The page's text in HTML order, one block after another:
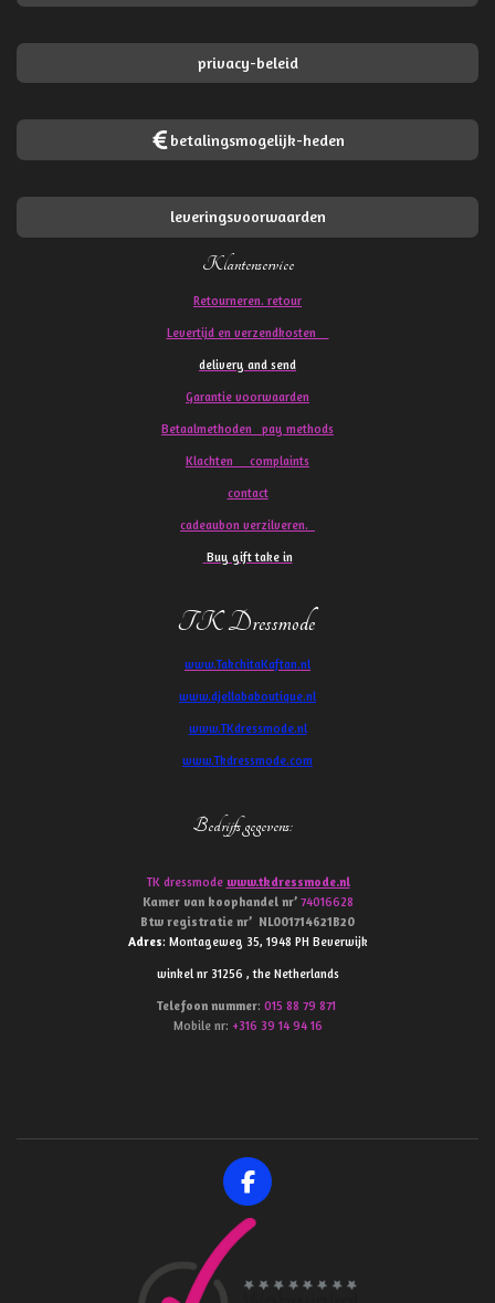
privacy-beleid
betalingsmogelijk-heden
leveringsvoorwaarden
Klantenservice
Retourneren. retour
Levertijd en verzendkosten
delivery and send
Garantie voorwaarden
Betaalmethoden pay methods
Klachten complaints
contact
cadeaubon verzilveren.
Buy gift take in
TK Dressmode
www.TakchitaKaftan.nl
www.djellababoutique.nl
www.TKdressmode.nl
www.Tkdressmode.com
Bedrijfs gegevens:
TK dressmode www.tkdressmode.nl
Kamer van koophandel nr’ 74016628
Btw registratie nr’ NL001714621B20
Adres: Montageweg 35, 1948 PH Beverwijk
winkel nr 31256 , the Netherlands
Telefoon nummer: 015 88 79 871
Mobile nr: +316 39 14 94 16
F
a
c
b